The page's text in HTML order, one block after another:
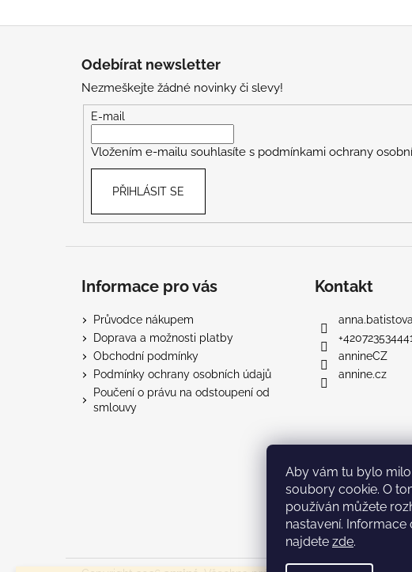
Aby vám tu bylo
soubory cookie. O
používán můžete
nastavení.
najdete zde.
Odebírat newsletter
Nezmeškejte žádné novinky či slevy!
E-mail
Vložením e-mailu souhlasíte s podmínkami ochrany
PŘIHLÁSIT SE
Informace pro vás
Průvodce nákupem
Doprava a možnosti platby
Obchodní podmínky
Podmínky ochrany osobních údajů
Poučení o právu na odstoupení od
smlouvy
Kontakt
anna.batistova
+420723534441
annineCZ
annine.cz